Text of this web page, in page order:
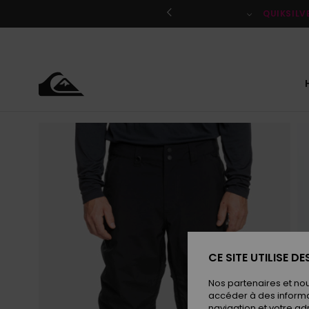
le
CE SITE UTILISE
Nos partenaires et
accéder à des